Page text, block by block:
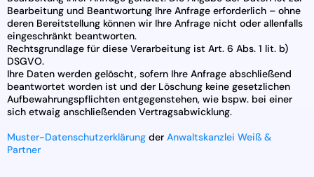
Bearbeitung und Beantwortung Ihre Anfrage erforderlich – ohne
deren Bereitstellung können wir Ihre Anfrage nicht oder allenfalls
eingeschränkt beantworten.
Rechtsgrundlage für diese Verarbeitung ist Art. 6 Abs. 1 lit. b)
DSGVO.
Ihre Daten werden gelöscht, sofern Ihre Anfrage abschließend
beantwortet worden ist und der Löschung keine gesetzlichen
Aufbewahrungspflichten entgegenstehen, wie bspw. bei einer
sich etwaig anschließenden Vertragsabwicklung.
Muster-Datenschutzerklärung der Anwaltskanzlei Weiß &
Partner